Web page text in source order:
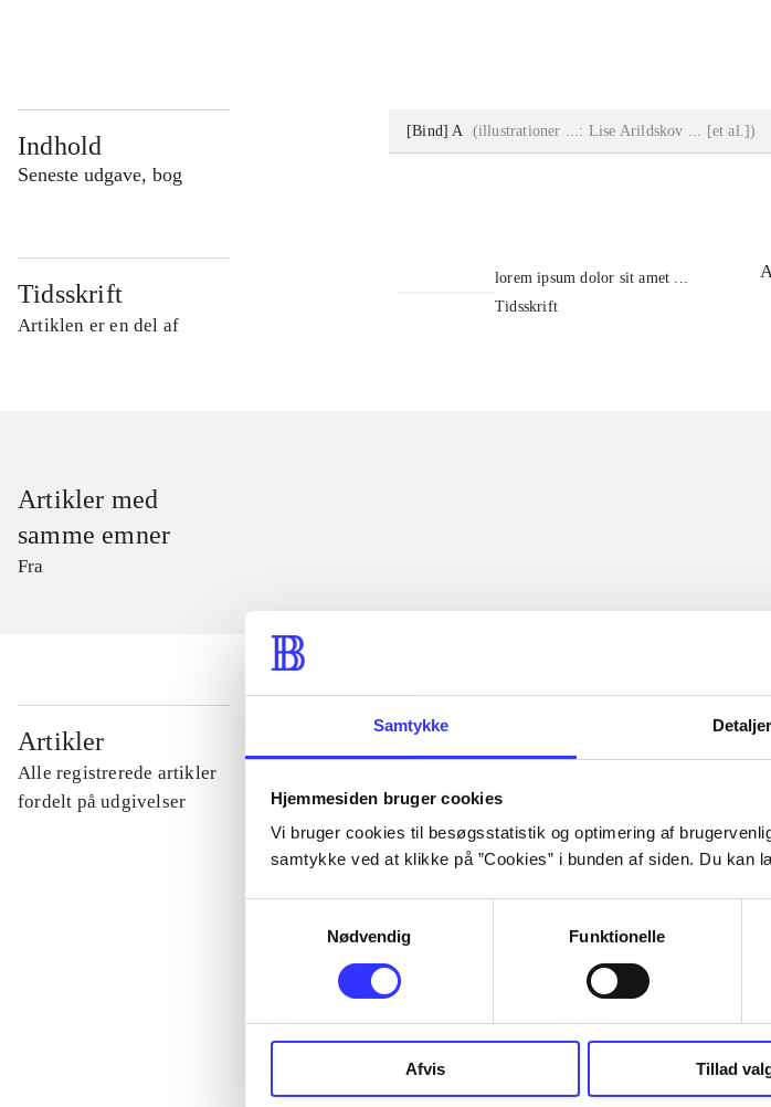
Samtykke Detaljer
Hjemmesiden bruger cookies
Vi bruger cookies til besøgsstatistik og optimering af
samtykke ved at klikke på ”Cookies” i bunden af siden. Du kan
Nødvendig
Funktionelle
Afvis Tillad
Indhold
Seneste udgave, bog
[Bind] A (illustrationer ...: Lise Arildskov ... [et al.])
Tidsskrift
Artiklen er en del af
lorem ipsum dolor sit amet ...
Tidsskrift
Artikler med
samme emner
Fra
Artikler
Alle registrerede artikler
fordelt på udgivelser
...
...
...
...